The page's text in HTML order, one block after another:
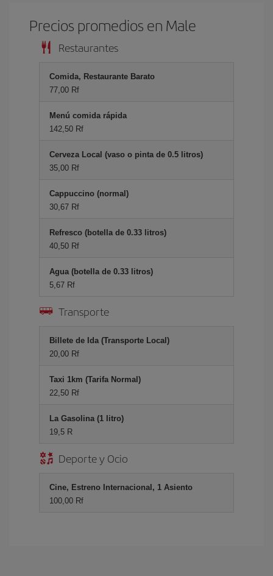
Precios promedios en Male
Restaurantes
Comida, Restaurante Barato
77,00 Rf
Menú comida rápida
142,50 Rf
Cerveza Local (vaso o pinta de 0.5 litros)
35,00 Rf
Cappuccino (normal)
30,67 Rf
Refresco (botella de 0.33 litros)
40,50 Rf
Agua (botella de 0.33 litros)
5,67 Rf
Transporte
Billete de Ida (Transporte Local)
20,00 Rf
Taxi 1km (Tarifa Normal)
22,50 Rf
La Gasolina (1 litro)
19,5 R
Deporte y Ocio
Cine, Estreno Internacional, 1 Asiento
100,00 Rf